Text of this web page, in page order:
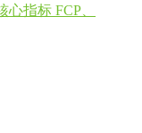
心指标 FCP、